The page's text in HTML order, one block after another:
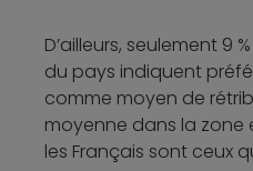
D’ailleurs, seulement 9
du pays indiquent
comme moyen de
moyenne dans la zone
les Français sont ceux